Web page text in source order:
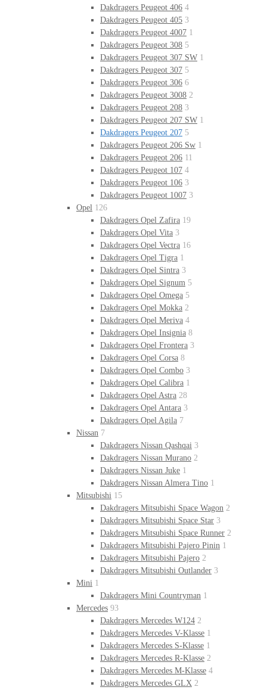
Dakdragers Peugeot 406 4
Dakdragers Peugeot 405 3
Dakdragers Peugeot 4007 1
Dakdragers Peugeot 308 5
Dakdragers Peugeot 307 SW 1
Dakdragers Peugeot 307 5
Dakdragers Peugeot 306 6
Dakdragers Peugeot 3008 2
Dakdragers Peugeot 208 3
Dakdragers Peugeot 207 SW 1
Dakdragers Peugeot 207 5
Dakdragers Peugeot 206 Sw 1
Dakdragers Peugeot 206 11
Dakdragers Peugeot 107 4
Dakdragers Peugeot 106 3
Dakdragers Peugeot 1007 3
Opel 126
Dakdragers Opel Zafira 19
Dakdragers Opel Vita 3
Dakdragers Opel Vectra 16
Dakdragers Opel Tigra 1
Dakdragers Opel Sintra 3
Dakdragers Opel Signum 5
Dakdragers Opel Omega 5
Dakdragers Opel Mokka 2
Dakdragers Opel Meriva 4
Dakdragers Opel Insignia 8
Dakdragers Opel Frontera 3
Dakdragers Opel Corsa 8
Dakdragers Opel Combo 3
Dakdragers Opel Calibra 1
Dakdragers Opel Astra 28
Dakdragers Opel Antara 3
Dakdragers Opel Agila 7
Nissan 7
Dakdragers Nissan Qashqai 3
Dakdragers Nissan Murano 2
Dakdragers Nissan Juke 1
Dakdragers Nissan Almera Tino 1
Mitsubishi 15
Dakdragers Mitsubishi Space Wagon 2
Dakdragers Mitsubishi Space Star 3
Dakdragers Mitsubishi Space Runner 2
Dakdragers Mitsubishi Pajero Pinin 1
Dakdragers Mitsubishi Pajero 2
Dakdragers Mitsubishi Outlander 3
Mini 1
Dakdragers Mini Countryman 1
Mercedes 93
Dakdragers Mercedes W124 2
Dakdragers Mercedes V-Klasse 1
Dakdragers Mercedes S-Klasse 1
Dakdragers Mercedes R-Klasse 2
Dakdragers Mercedes M-Klasse 4
Dakdragers Mercedes GLX 2